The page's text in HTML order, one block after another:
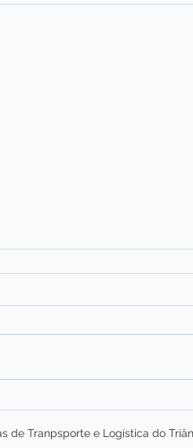
dos principais desafios
Tranpsporte e Logística do